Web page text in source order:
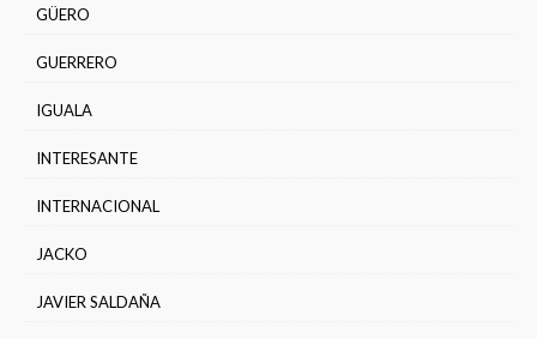
GÜERO
GUERRERO
IGUALA
INTERESANTE
INTERNACIONAL
JACKO
JAVIER SALDAÑA